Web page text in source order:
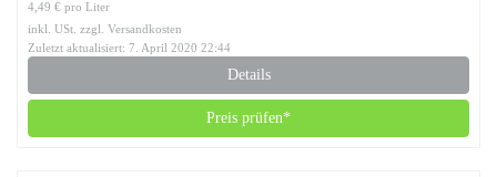
4,49 € pro Liter
inkl. USt. zzgl. Versandkosten
Zuletzt aktualisiert: 7. April 2020 22:44
Details
Preis prüfen*